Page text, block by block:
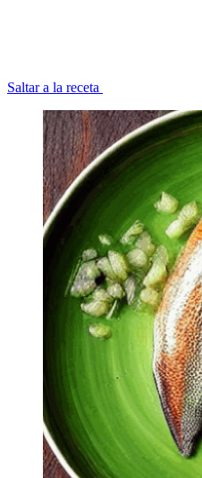
Saltar a la receta